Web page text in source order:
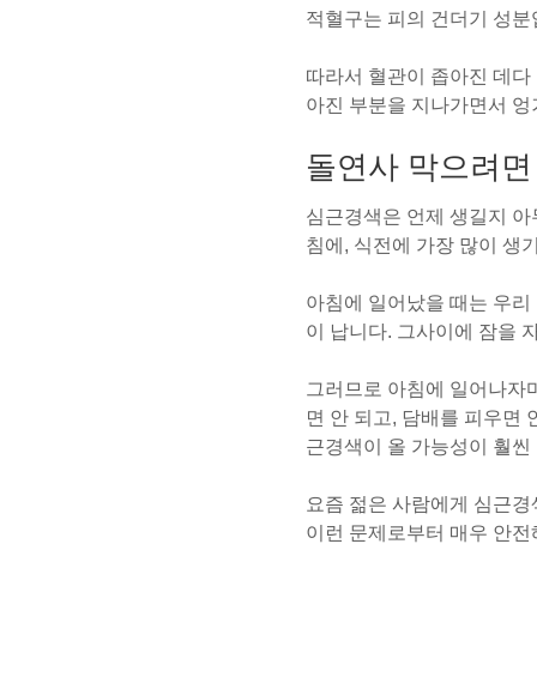
적혈구는 피의 건더기 성
따라서 혈관이 좁아진 데
아진 부분을 지나가면서
돌연사 막으려
심근경색은 언제 생길지
침에, 식전에 가장 많이 생
아침에 일어났을 때는 우
이 납니다. 그사이에 잠을
그러므로 아침에 일어나자
면 안 되고, 담배를 피우면
근경색이 올 가능성이 훨
요즘 젊은 사람에게 심근
이런 문제로부터 매우 안전